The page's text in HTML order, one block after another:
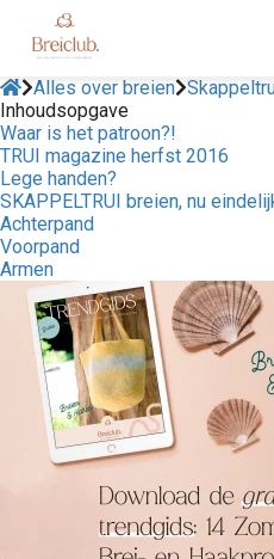
Alles over breien
Inhoudsopgave
Waar is het patroon?!
TRUI magazine herfst 2016
Lege handen?
SKAPPELTRUI breien, nu
Achterpand
Voorpand
Armen